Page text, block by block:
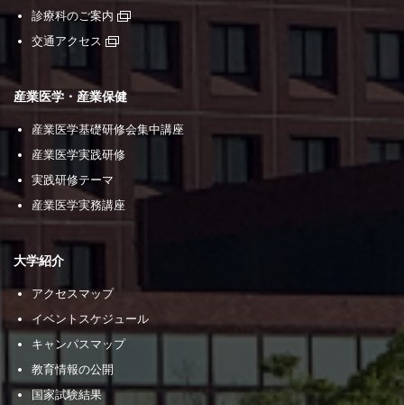
診療科のご案内
交通アクセス
産業医学・産業保健
産業医学基礎研修会集中講座
産業医学実践研修
実践研修テーマ
産業医学実務講座
大学紹介
アクセスマップ
イベントスケジュール
キャンパスマップ
教育情報の公開
国家試験結果